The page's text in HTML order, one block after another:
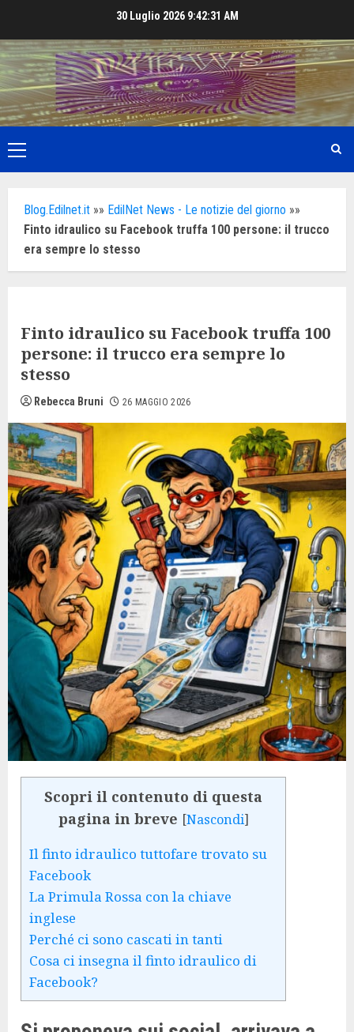
content
30 Luglio 2026 9:42:33 AM
Primary
Menu
Blog.Edilnet.it »» EdilNet News - Le notizie del giorno »»
Finto idraulico su Facebook truffa 100 persone: il trucco
era sempre lo stesso
Finto idraulico su Facebook truffa 100
persone: il trucco era sempre lo
stesso
Rebecca Bruni 26 MAGGIO 2026
Scopri il contenuto di questa
pagina in breve [Nascondi]
Il finto idraulico tuttofare trovato su
Facebook
La Primula Rossa con la chiave
inglese
Perché ci sono cascati in tanti
Cosa ci insegna il finto idraulico di
Facebook?